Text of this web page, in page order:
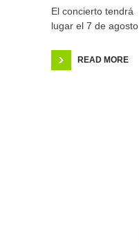
El concierto tendrá
lugar el 7 de agosto
READ MORE